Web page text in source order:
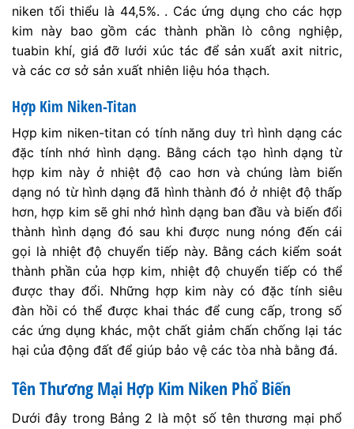
niken tối thiểu là 44,5%. . Các ứng dụng cho các hợp
kim này bao gồm các thành phần lò công nghiệp,
tuabin khí, giá đỡ lưới xúc tác để sản xuất axit nitric,
và các cơ sở sản xuất nhiên liệu hóa thạch.
Hợp Kim Niken-Titan
Hợp kim niken-titan có tính năng duy trì hình dạng các
đặc tính nhớ hình dạng. Bằng cách tạo hình dạng từ
hợp kim này ở nhiệt độ cao hơn và chúng làm biến
dạng nó từ hình dạng đã hình thành đó ở nhiệt độ thấp
hơn, hợp kim sẽ ghi nhớ hình dạng ban đầu và biến đổi
thành hình dạng đó sau khi được nung nóng đến cái
gọi là nhiệt độ chuyển tiếp này. Bằng cách kiểm soát
thành phần của hợp kim, nhiệt độ chuyển tiếp có thể
được thay đổi. Những hợp kim này có đặc tính siêu
đàn hồi có thể được khai thác để cung cấp, trong số
các ứng dụng khác, một chất giảm chấn chống lại tác
hại của động đất để giúp bảo vệ các tòa nhà bằng đá.
Tên Thương Mại Hợp Kim Niken Phổ Biến
Dưới đây trong Bảng 2 là một số tên thương mại phổ